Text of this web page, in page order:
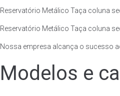
Reservatório Metálico Taça coluna
Reservatório Metálico Taça coluna
Nossa empresa alcança o sucesso
Modelos e